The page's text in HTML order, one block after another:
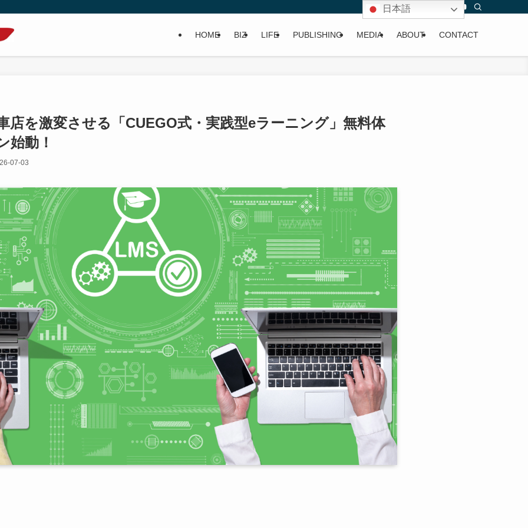
HOME BIZ LIFE PUBLISHING MEDIA ABOUT CONTACT
店を激変させる「CUEGO式・実践型eラーニング」無料体
始動！
07-03
日本語